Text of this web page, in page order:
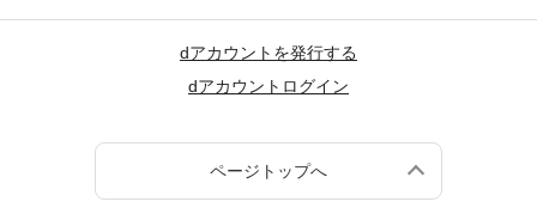
dアカウントを発行する
dアカウントログイン
ページトップへ